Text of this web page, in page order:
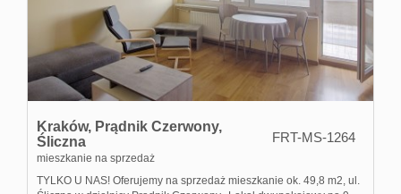
Kontakt
Kraków, Prądnik Czerwony,
Śliczna
mieszkanie na sprzedaż
FRT-MS-1264
TYLKO U NAS! Oferujemy na sprzedaż mieszkanie ok. 49,8 m2, ul.